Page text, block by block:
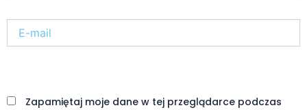
mail*
Zapamiętaj moje dane w tej przeglądarce podczas